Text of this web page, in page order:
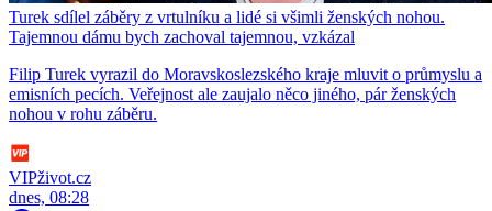
Turek sdílel záběry z vrtulníku a lidé si všimli ženských nohou.
Tajemnou dámu bych zachoval tajemnou, vzkázal
Filip Turek vyrazil do Moravskoslezského kraje mluvit o průmyslu a
emisních pecích. Veřejnost ale zaujalo něco jiného, pár ženských
nohou v rohu záběru.
VIPživot.cz
dnes, 08:28